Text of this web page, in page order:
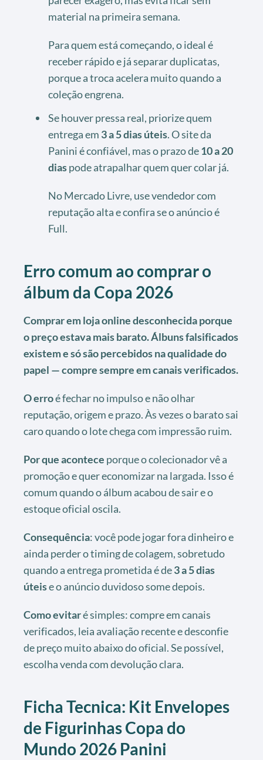
material na primeira semana.
Para quem está começando, o ideal é
receber rápido e já separar duplicatas,
porque a troca acelera muito quando a
coleção engrena.
Se houver pressa real, priorize quem
entrega em 3 a 5 dias úteis. O site da
Panini é confiável, mas o prazo de10 a 20
diaspode atrapalhar quem quer colar já.
No Mercado Livre, use vendedor com
reputação alta e confira se o anúncio é
Full.
Erro comum ao comprar o
álbum da Copa 2026
Comprar em loja online desconhecida porque
o preço estava mais barato. Álbuns falsificados
existem e só são percebidos na qualidade do
papel — compre sempre em canais verificados.
O erroé fechar no impulso e não olhar
reputação, origem e prazo. Às vezes o barato sai
caro quando o lote chega com impressão ruim.
Por que acontece porque o colecionador vê a
promoção e quer economizar na largada. Isso é
comum quando o álbum acabou de sair e o
estoque oficial oscila.
Consequência: você pode jogar fora dinheiro e
ainda perder o timing de colagem, sobretudo
quando a entrega prometida é de3 a 5 dias
úteise o anúncio duvidoso some depois.
Como evitaré simples: compre em canais
verificados, leia avaliação recente e desconfie
de preço muito abaixo do oficial. Se possível,
escolha venda com devolução clara.
Ficha Tecnica: Kit Envelopes
de Figurinhas Copa do
Mundo 2026 Panini